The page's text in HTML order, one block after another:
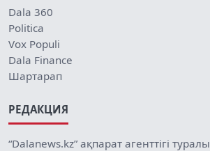
Dala 360
Politica
Vox Populi
Dala Finance
Шартарап
РЕДАКЦИЯ
“Dalanews.kz” ақпарат агенттігі туралы